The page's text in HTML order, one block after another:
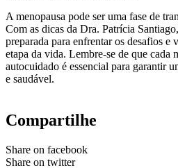
A menopausa pode ser uma fase de
Com as dicas da Dra. Patrícia
preparada para enfrentar os desafios e
etapa da vida. Lembre-se de que cada
autocuidado é essencial para garantir
e saudável.
Compartilhe
Share on facebook
Share on twitter